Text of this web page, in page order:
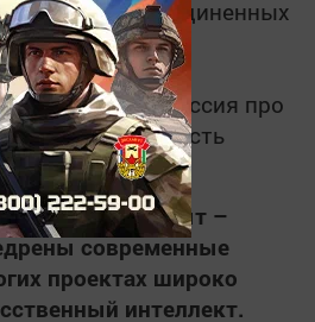
в Объединенных
и занимается
сити. У нас
дискуссия про
деятельность
экономики.
прекрасный опыт –
современные
проектах широко
интеллект.